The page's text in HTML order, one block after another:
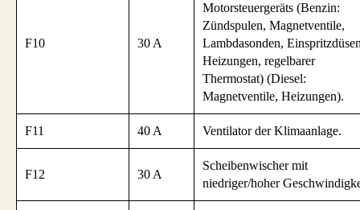
F10 30 A
Motorsteuergeräts (Benzin:
Zündspulen, Magnetventile,
Lambdasonden,
Heizungen, regelbarer
Thermostat) (Diesel:
Magnetventile, Heizungen).
F11 40 A Ventilator der Klimaanlage.
F12 30 A
Scheibenwischer mit
niedriger/hoher